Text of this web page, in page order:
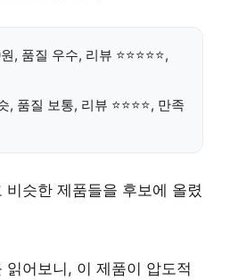
, 품질 우수, 리뷰 ⭐⭐⭐⭐⭐,
, 품질 보통, 리뷰 ⭐⭐⭐⭐, 만족
비슷한 제품들을 후보에 올렸
읽어보니, 이 제품이 압도적